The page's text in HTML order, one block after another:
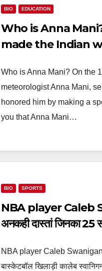
BIO EDUCATION
Who is Anna
made the Indian
Who is Anna Mani? On the
meteorologist Anna Mani,
honored him by making a
you that Anna Mani…
BIO SPORTS
NBA player Caleb
अनकही दास्तां जिनका 25
NBA player Caleb Swanigan:
बास्केटबॉल खिलाड़ी कालेब